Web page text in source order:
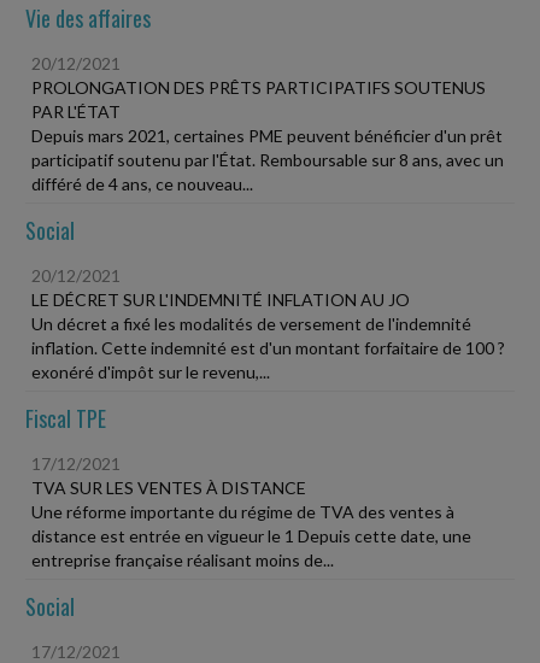
Vie des affaires
20/12/2021
PROLONGATION DES PRÊTS PARTICIPATIFS SOUTENUS
PAR L'ÉTAT
Depuis mars 2021, certaines PME peuvent bénéficier d'un prêt
participatif soutenu par l'État. Remboursable sur 8 ans, avec un
différé de 4 ans, ce nouveau...
Social
20/12/2021
LE DÉCRET SUR L'INDEMNITÉ INFLATION AU JO
Un décret a fixé les modalités de versement de l'indemnité
inflation. Cette indemnité est d'un montant forfaitaire de 100 ?
exonéré d'impôt sur le revenu,...
Fiscal TPE
17/12/2021
TVA SUR LES VENTES À DISTANCE
Une réforme importante du régime de TVA des ventes à
distance est entrée en vigueur le 1 Depuis cette date, une
entreprise française réalisant moins de...
Social
17/12/2021